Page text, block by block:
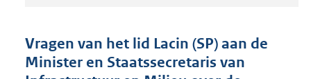
d
s
Vragen van het lid Lacin (SP) aan de
Minister en Staatssecretaris van